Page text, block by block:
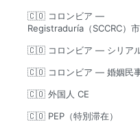
🇨🇴 コロンビア —
Registraduría（SCCRC）
🇨🇴 コロンビア — シリア
🇨🇴 コロンビア — 婚姻民
🇨🇴 外国人 CE
🇨🇴 PEP（特別滞在）